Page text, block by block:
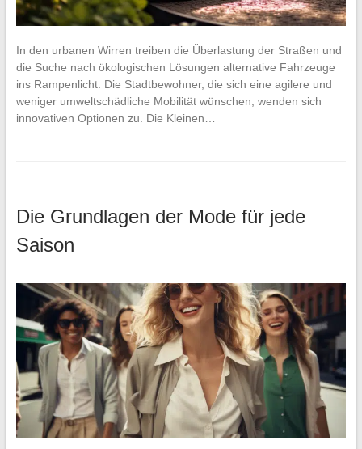
In den urbanen Wirren treiben die Überlastung der Straßen und
die Suche nach ökologischen Lösungen alternative Fahrzeuge
ins Rampenlicht. Die Stadtbewohner, die sich eine agilere und
weniger umweltschädliche Mobilität wünschen, wenden sich
innovativen Optionen zu. Die Kleinen…
Die Grundlagen der Mode für jede
Saison